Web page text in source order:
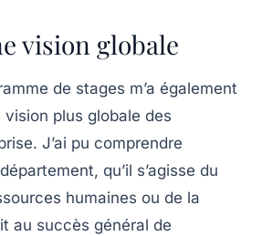
vision globale
de stages m’a également
vision plus globale des
J’ai pu comprendre
qu’il s’agisse du
humaines ou de la
au succès général de